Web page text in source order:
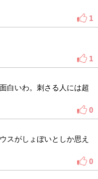
1
1
白いわ。刺さる人には超
0
スがしょぼいとしか思え
0